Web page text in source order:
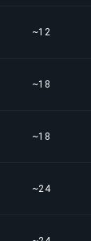
~12
~18
~18
~24